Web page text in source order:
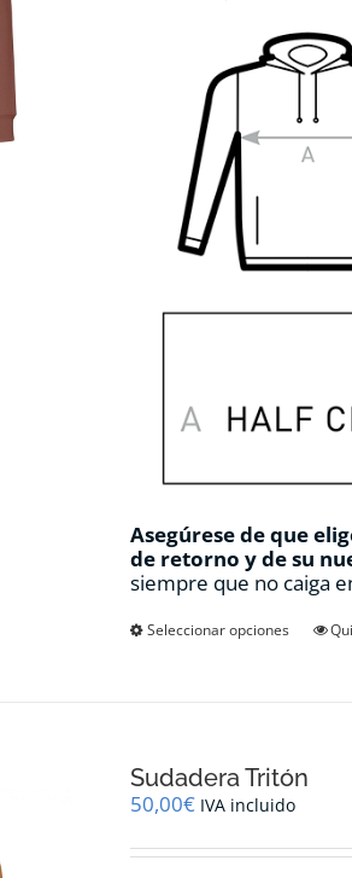
Asegúrese de que
de retorno y de su
siempre que no caiga
Seleccionar opciones
Este
Sudadera Tritón
50,00€ IVA incluido